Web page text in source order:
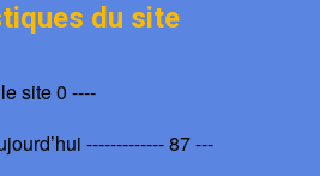
du site
site 0 ----
------------- 87 ---